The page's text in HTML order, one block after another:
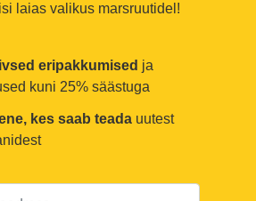
laias valikus marsruutidel!
eripakkumised ja
kuni 25% säästuga
kes saab teada uutest